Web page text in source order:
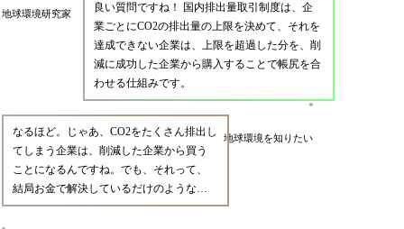
地球環境研究家
良い質問ですね！ 国内排出量取引制度は、企
業ごとにCO2の排出量の上限を決めて、それを
達成できない企業は、上限を超過した分を、削
減に成功した企業から購入することで帳尻を合
わせる仕組みです。
地球環境を知りたい
なるほど。じゃあ、CO2をたくさん排出し
てしまう企業は、削減した企業から買う
ことになるんですね。でも、それって、
結局お金で解決しているだけのような…